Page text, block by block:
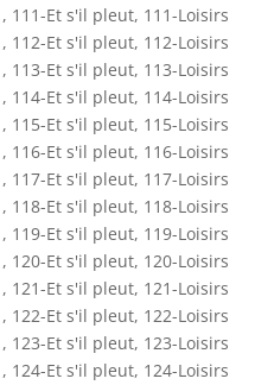
, 111-Et s'il pleut, 111-Loisirs
, 112-Et s'il pleut, 112-Loisirs
, 113-Et s'il pleut, 113-Loisirs
, 114-Et s'il pleut, 114-Loisirs
, 115-Et s'il pleut, 115-Loisirs
, 116-Et s'il pleut, 116-Loisirs
, 117-Et s'il pleut, 117-Loisirs
, 118-Et s'il pleut, 118-Loisirs
, 119-Et s'il pleut, 119-Loisirs
, 120-Et s'il pleut, 120-Loisirs
, 121-Et s'il pleut, 121-Loisirs
, 122-Et s'il pleut, 122-Loisirs
, 123-Et s'il pleut, 123-Loisirs
, 124-Et s'il pleut, 124-Loisirs